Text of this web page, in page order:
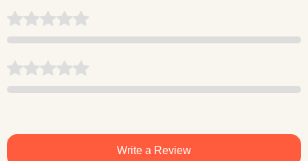
Write a Review